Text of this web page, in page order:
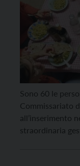
Sono 60 le
Commissariato
all’inserimento
straordinaria